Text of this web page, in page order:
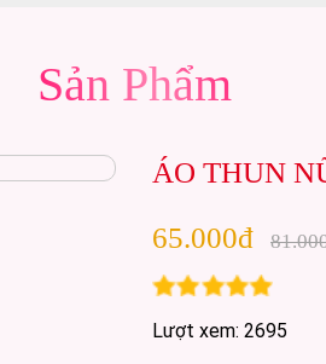
Sản Phẩm
ÁO THUN
65.000đ
Lượt xem: 2695